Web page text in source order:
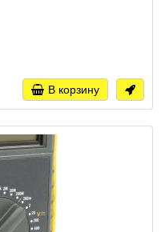
В корзину